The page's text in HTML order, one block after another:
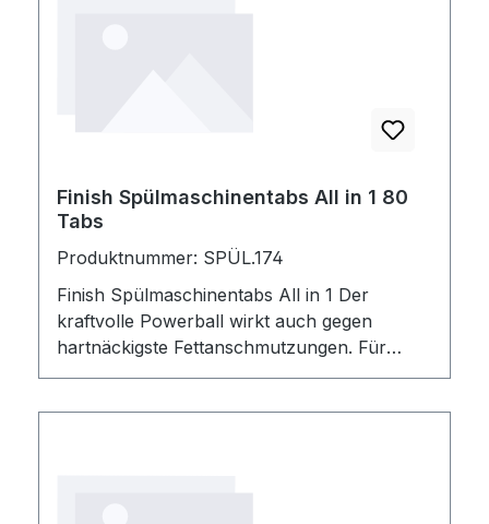
Finish Spülmaschinentabs All in 1 80
Tabs
Produktnummer: SPÜL.174
Finish Spülmaschinentabs All in 1 Der
kraftvolle Powerball wirkt auch gegen
hartnäckigste Fettanschmutzungen. Für
strahlend sauberes Geschirr. 80 Tabs